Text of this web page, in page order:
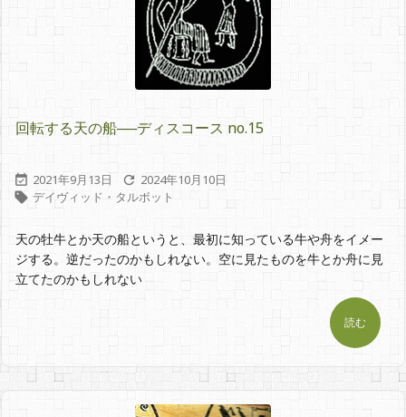
回転する天の船──ディスコース no.15
 2021年9月13日  2024年10月10日
 デイヴィッド・タルボット
天の牡牛とか天の船というと、最初に知っている牛や舟をイメー
ジする。逆だったのかもしれない。空に見たものを牛とか舟に見
立てたのかもしれない
読む